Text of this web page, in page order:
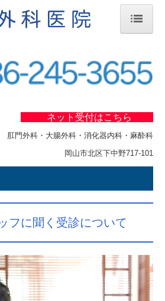
ネット受付はこちら
肛門外科・大腸外科・消化器内科・麻酔科
岡山市北区下中野717-101
フに聞く受診について